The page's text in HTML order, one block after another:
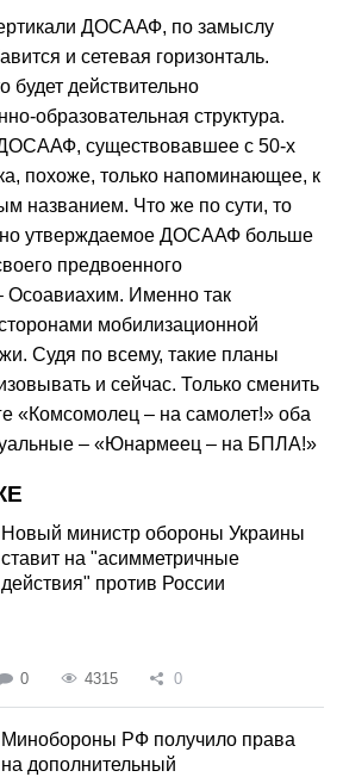
ДОСААФ, по замыслу
и сетевая горизонталь.
действительно
образовательная структура.
существовавшее с 50-х
похоже, только напоминающее, к
названием. Что же по сути, то
утверждаемое ДОСААФ больше
предвоенного
Осоавиахим. Именно так
мобилизационной
Судя по всему, такие планы
и сейчас. Только сменить
«Комсомолец – на самолет!» оба
– «Юнармеец – на БПЛА!»
Новый министр обороны Украины
ставит на "асимметричные
действия" против России
0 4315 0
Минобороны РФ получило права
на дополнительный